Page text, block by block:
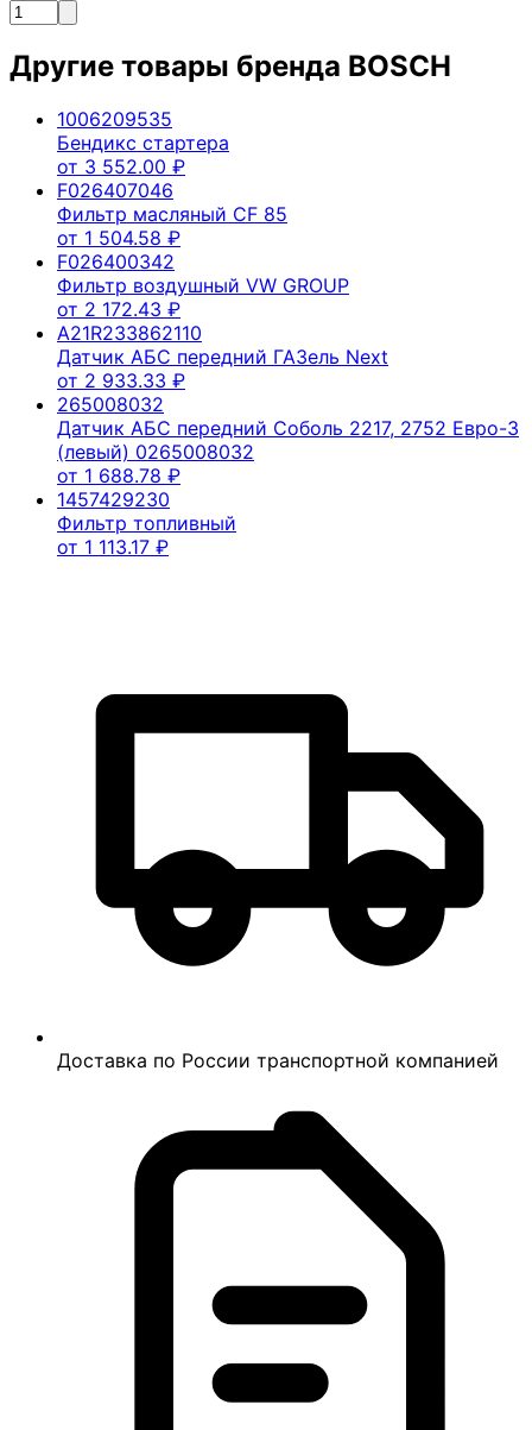
Другие товары бренда BOSCH
1006209535
Бендикс стартера
от 3 552.00 ₽
F026407046
Фильтр масляный CF 85
от 1 504.58 ₽
F026400342
Фильтр воздушный VW GROUP
от 2 172.43 ₽
A21R233862110
Датчик АБС передний ГАЗель Next
от 2 933.33 ₽
265008032
Датчик АБС передний Соболь 2217, 2752 Евро-3
(левый) 0265008032
от 1 688.78 ₽
1457429230
Фильтр топливный
от 1 113.17 ₽
Доставка по России транспортной компанией